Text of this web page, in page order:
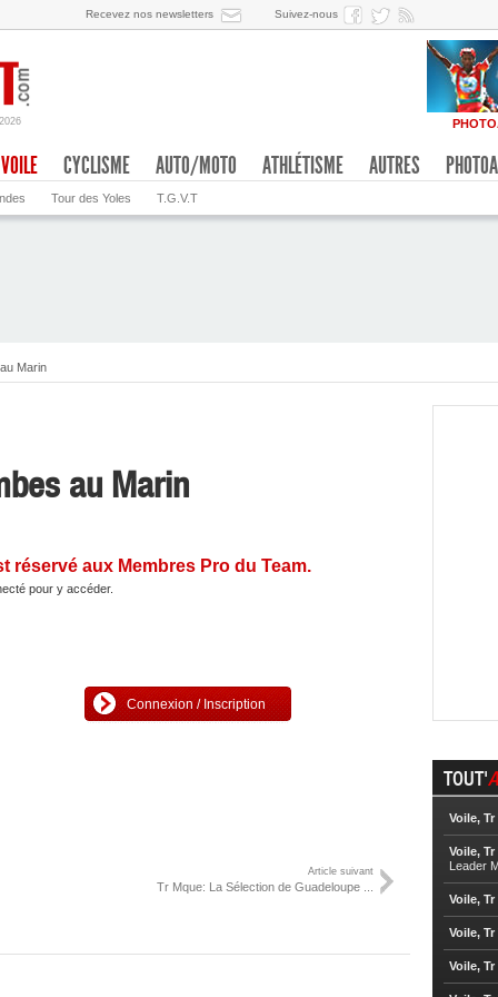
Recevez nos newsletters Suivez-nous
VOILE
Tour des Yoles T.G.V.T
CYCLISME AUTO/MOTO ATHLÉTISME AUTRES
Marin
au Marin
réservé aux Membres Pro du Team.
pour y accéder.
Connexion / Inscription
Article suivant
Tr Mque: La Sélection de Guadeloupe ...
TOUT'
Voile, Tr
Voile, Tr
Leader
Voile, Tr
Voile, Tr
Voile, Tr